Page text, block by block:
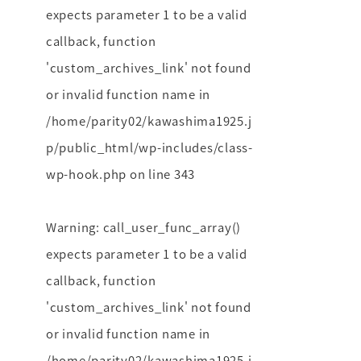
expects parameter 1 to be a valid
callback, function
'custom_archives_link' not found
or invalid function name in
/home/parity02/kawashima1925.j
p/public_html/wp-includes/class-
wp-hook.php on line 343
Warning: call_user_func_array()
expects parameter 1 to be a valid
callback, function
'custom_archives_link' not found
or invalid function name in